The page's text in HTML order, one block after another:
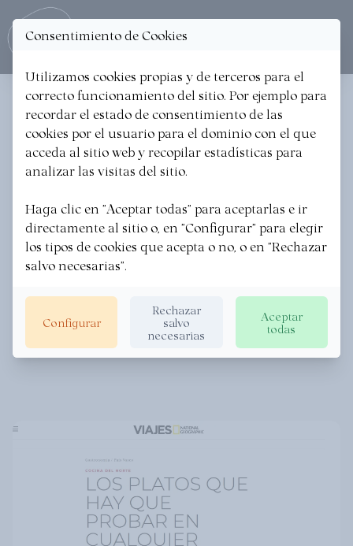
< Volver a las noticias
LA REVISTA NATIONAL
GEOGRAPHIC
RECOMIENDA LOS PLATOS
QUE HAY QUE PROBAR SI
VIAJAS A EUSKADI
EUSKADI GASTRONOMIKA · 11/10/2023
Consentimiento de Cookies
Utilizamos cookies propias y de terceros para el
correcto funcionamiento del sitio. Por ejemplo para
recordar el estado de consentimiento de las
cookies por el usuario para el dominio con el que
acceda al sitio web y recopilar estadísticas para
analizar las visitas del sitio.
Haga clic en "Aceptar todas" para aceptarlas e ir
directamente al sitio o, en "Configurar" para elegir
los tipos de cookies que acepta o no, o en "Rechazar
salvo necesarias".
Configurar
Rechazar
salvo
necesarias
Aceptar
todas